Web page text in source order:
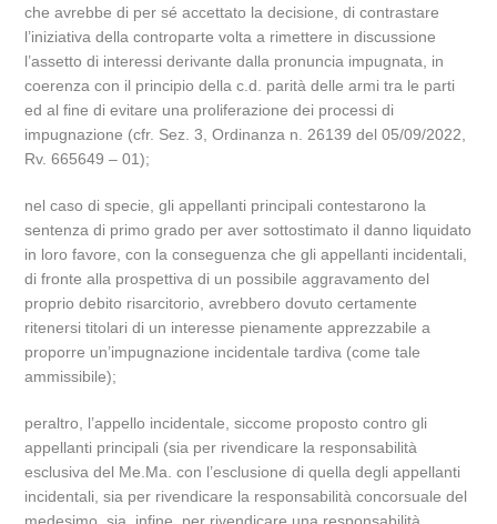
che avrebbe di per sé accettato la decisione, di contrastare
l’iniziativa della controparte volta a rimettere in discussione
l’assetto di interessi derivante dalla pronuncia impugnata, in
coerenza con il principio della c.d. parità delle armi tra le parti
ed al fine di evitare una proliferazione dei processi di
impugnazione (cfr. Sez. 3, Ordinanza n. 26139 del 05/09/2022,
Rv. 665649 – 01);
nel caso di specie, gli appellanti principali contestarono la
sentenza di primo grado per aver sottostimato il danno liquidato
in loro favore, con la conseguenza che gli appellanti incidentali,
di fronte alla prospettiva di un possibile aggravamento del
proprio debito risarcitorio, avrebbero dovuto certamente
ritenersi titolari di un interesse pienamente apprezzabile a
proporre un’impugnazione incidentale tardiva (come tale
ammissibile);
peraltro, l’appello incidentale, siccome proposto contro gli
appellanti principali (sia per rivendicare la responsabilità
esclusiva del Me.Ma. con l’esclusione di quella degli appellanti
incidentali, sia per rivendicare la responsabilità concorsuale del